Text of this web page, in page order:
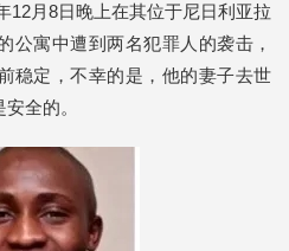
12月8日晚上在其位于尼日利亚拉
公寓中遭到两名犯罪人的袭击，
稳定，不幸的是，他的妻子去世
全的。